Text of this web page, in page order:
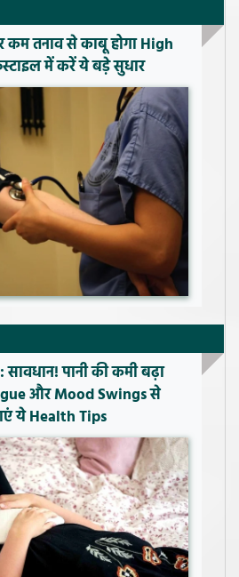
तनाव से काबू होगा High
में करें ये बड़े सुधार
पानी की कमी बढ़ा
और Mood Swings से
ये Health Tips